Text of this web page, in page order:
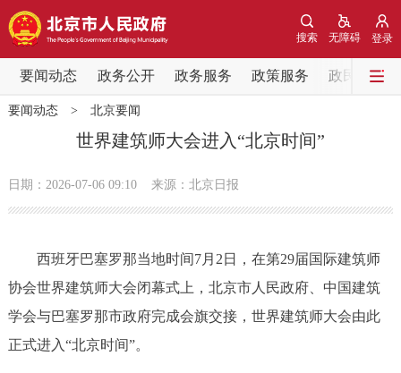
登录
无障碍
搜索
要闻动态 政务公开 政务服务 政策服务 政民互动
要闻动态
党中央精神
政务公开
市领导 机构职能 政策服务
要闻动态> 北京要闻
世界建筑师大会进入“北京时间”
日期：2026-07-06 09:10 来源：北京日报
西班牙巴塞罗那当地时间7月2日，在第29届国际建筑师
协会世界建筑师大会闭幕式上，北京市人民政府、中国建筑
学会与巴塞罗那市政府完成会旗交接，世界建筑师大会由此
正式进入“北京时间”。